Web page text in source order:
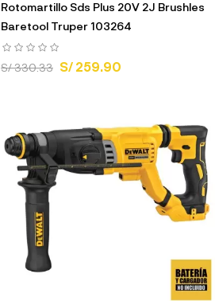
Rotomartillo Sds Plus 20V 2J Brushles
Baretool Truper 103264
S/ 330.33 S/ 259.90